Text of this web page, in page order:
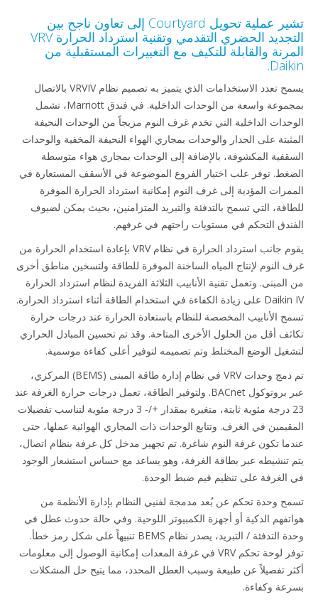
تشير عملية تحويل Courtyard إلى تعاون ناجح بين
التجديد الحضري التقدمي وتقنية استرداد الحرارة VRV
والقابلة للتكيف مع التغييرات المستقبلية من
يسمح تعدد الاستخدامات الذي يتميز به تصميم نظام VRVIV بالاتصال
بمجموعة واسعة من الوحدات الداخلية. في فندق Marriott، تشمل
الداخلية التي تخدم غرف النوم مزيجاً من الوحدات النحيفة
على الجدار والوحدات بمجاري الهواء النحيفة المخفية والوحدات
المكشوفة، بالإضافة إلى الوحدات بمجاري هواء متوسطة
توفر علب اختيار الفروع الموضوعة في الأسقف المستعارة في
المؤدية إلى غرف النوم إمكانية استرداد الحرارة الموفرة
التي تسمح بالتدفئة والتبريد المتزامنين، بحيث يمكن لضيوف
التحكم في مستويات راحتهم في غرفهم.
يقوم جانب استرداد الحرارة في نظام VRV بإعادة استخدام الحرارة من
النوم لإنتاج المياه الساخنة الموفرة للطاقة ولتسخين مناطق أخرى
وتعمل تقنية الأنابيب الثلاثة الفريدة لنظام استرداد الحرارة
Daikin IV على زيادة الكفاءة في استخدام الطاقة أثناء استرداد الحرارة.
الأنابيب المخصصة للنظام باستعادة الحرارة عند درجات حرارة
أقل من الحلول الأخرى المتاحة. وقد تم تحسين المبادل الحراري
الوضع المختلط وتم تصميمه لتوفير أعلى كفاءة موسمية.
تم دمج وحدات VRV في نظام إدارة طاقة المبنى (BEMS) المركزي،
عبر بروتوكول BACnet. ولتوفير الطاقة، تعمل درجات حرارة الغرفة عند
23 درجة مئوية ثابتة، متغيرة بمقدار +/- 3 درجة مئوية لتناسب تفضيلات
في الغرف. وتتابع الوحدات ذات المجاري الهوائية عملها، حتى
تكون غرفة النوم شاغرة. تم تجهيز مدخل كل غرفة بنظام اتصال،
تنشيطه عبر بطاقة الغرفة، وهو يساعد مع حساس استشعار الوجود
على تنظيم قيم ضبط الوحدة.
وحدة تحكم عن بُعد مدمجة لفنيي النظام بإدارة الأنظمة من
الذكية أو أجهزة الكمبيوتر اللوحية. وفي حالة حدوث عطل في
وحدة التدفئة / التبريد، يصدر نظام BEMS تنبيهاً على شكل رمز خطأ.
توفر لوحة تحكم VRV في غرفة المعدات إمكانية الوصول إلى معلومات
تفصيلاً عن طبيعة وسبب العطل المحدد، مما يتيح حل المشكلات
وكفاءة.